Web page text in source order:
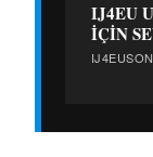
IJ4EU
İÇİN
IJ4EU